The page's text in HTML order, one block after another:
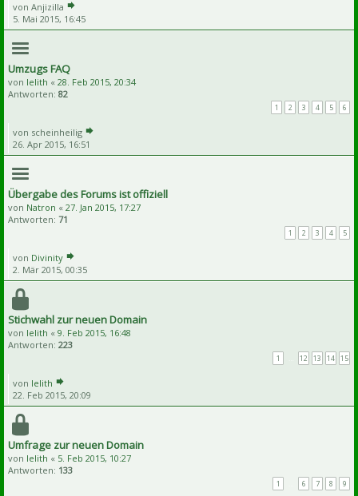
von Anjizilla
5. Mai 2015, 16:45
Umzugs FAQ
von lelith « 28. Feb 2015, 20:34
Antworten: 82
1 2 3 4 5 6
von scheinheilig
26. Apr 2015, 16:51
Übergabe des Forums ist offiziell
von Natron « 27. Jan 2015, 17:27
Antworten: 71
1 2 3 4 5
von Divinity
2. Mär 2015, 00:35
Stichwahl zur neuen Domain
von lelith « 9. Feb 2015, 16:48
Antworten: 223
1 12 13 14 15
von lelith
22. Feb 2015, 20:09
Umfrage zur neuen Domain
von lelith « 5. Feb 2015, 10:27
Antworten: 133
1 6 7 8 9